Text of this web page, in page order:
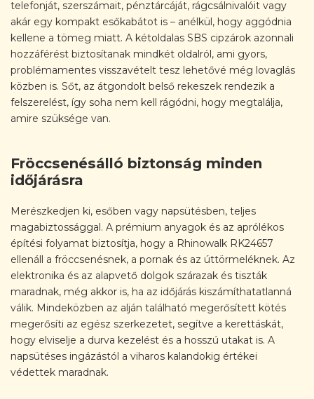
telefonját, szerszámait, pénztárcáját, rágcsálnivalóit vagy
akár egy kompakt esőkabátot is – anélkül, hogy aggódnia
kellene a tömeg miatt. A kétoldalas SBS cipzárok azonnali
hozzáférést biztosítanak mindkét oldalról, ami gyors,
problémamentes visszavételt tesz lehetővé még lovaglás
közben is. Sőt, az átgondolt belső rekeszek rendezik a
felszerelést, így soha nem kell rágódni, hogy megtalálja,
amire szüksége van.
Fröccsenésálló biztonság minden
időjárásra
Merészkedjen ki, esőben vagy napsütésben, teljes
magabiztossággal. A prémium anyagok és az aprólékos
építési folyamat biztosítja, hogy a Rhinowalk RK24657
ellenáll a fröccsenésnek, a pornak és az úttörmeléknek. Az
elektronika és az alapvető dolgok szárazak és tiszták
maradnak, még akkor is, ha az időjárás kiszámíthatatlanná
válik. Mindeközben az alján található megerősített kötés
megerősíti az egész szerkezetet, segítve a kerettáskát,
hogy elviselje a durva kezelést és a hosszú utakat is. A
napsütéses ingázástól a viharos kalandokig értékei
védettek maradnak.